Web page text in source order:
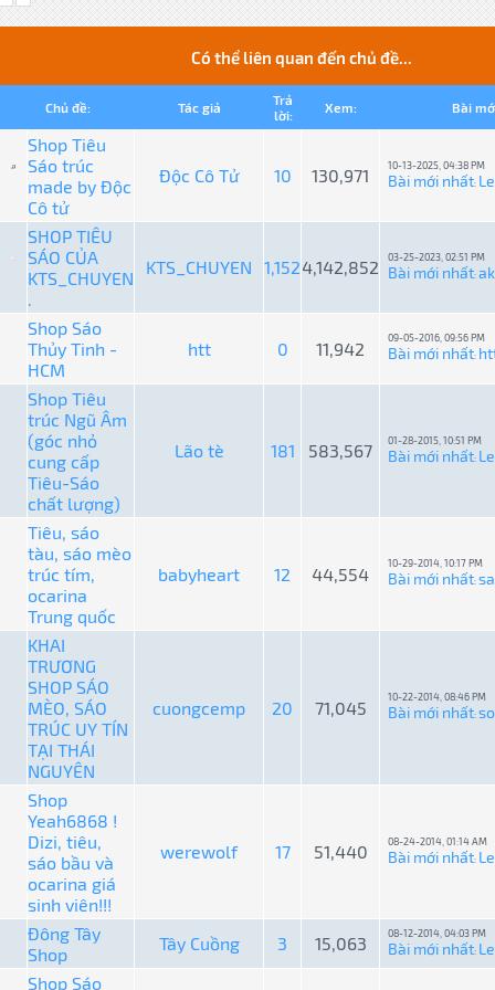
Có thể liên quan đến chủ đề...
Chủ đề: Tác giả
Trả
lời:
Xem: Bài
Shop Tiêu
Sáo trúc
made by Độc
Cô tử
Độc Cô Tử 10 130,971 10-13-2025, 04:38 PM
Bài mới nhất:
SHOP TIÊU
SÁO CỦA
KTS_CHUYEN
.
KTS_CHUYEN 1,1524,142,852 03-25-2023, 02:51 PM
Bài mới nhất:
Shop Sáo
Thủy Tinh -
HCM
htt 0 11,942
09-05-2016, 09:56 PM
Bài mới nhất:
Shop Tiêu
trúc Ngũ Âm
(góc nhỏ
cung cấp
Tiêu-Sáo
chất lượng)
Lão tè 181 583,567 01-28-2015, 10:51 PM
Bài mới nhất:
Tiêu, sáo
tàu, sáo mèo
trúc tím,
ocarina
Trung quốc
babyheart 12 44,554
10-29-2014, 10:17 PM
Bài mới nhất:
KHAI
TRƯƠNG
SHOP SÁO
MÈO, SÁO
TRÚC UY TÍN
TẠI THÁI
NGUYÊN
cuongcemp 20 71,045
10-22-2014, 08:46 PM
Bài mới nhất:
Shop
Yeah6868 !
Dizi, tiêu,
sáo bầu và
ocarina giá
sinh viên!!!
werewolf 17 51,440 08-24-2014, 01:14 AM
Bài mới nhất:
Đông Tây
Shop
Tây Cuồng 3 15,063 08-12-2014, 04:03 PM
Bài mới nhất:
Shop Sáo